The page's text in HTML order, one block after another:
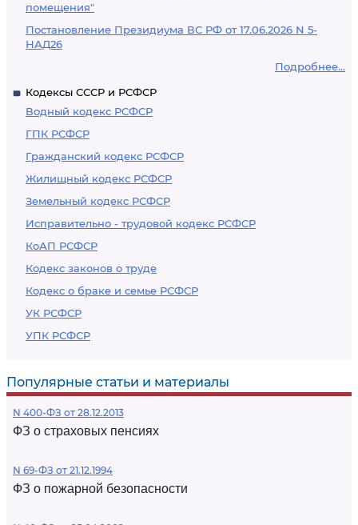
помещения"
Постановление Президиума ВС РФ от 17.06.2026 N 5-
НАД26
Подробнее...
Кодексы СССР и РСФСР
Водный кодекс РСФСР
ГПК РСФСР
Гражданский кодекс РСФСР
Жилищный кодекс РСФСР
Земельный кодекс РСФСР
Исправительно - трудовой кодекс РСФСР
КоАП РСФСР
Кодекс законов о труде
Кодекс о браке и семье РСФСР
УК РСФСР
УПК РСФСР
Популярные статьи и материалы
N 400-ФЗ от 28.12.2013
ФЗ о страховых пенсиях
N 69-ФЗ от 21.12.1994
ФЗ о пожарной безопасности